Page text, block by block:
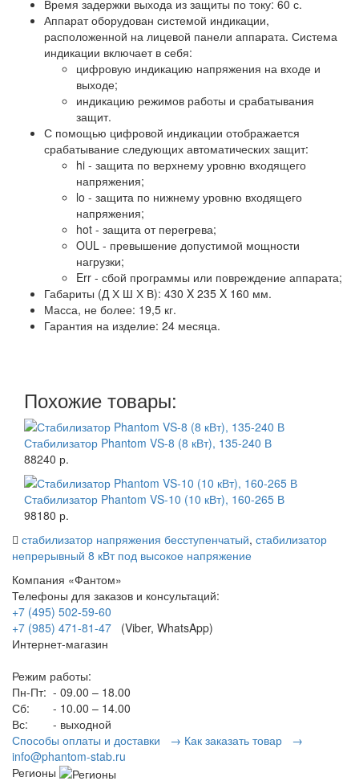
Время задержки выхода из защиты по току: 60 с.
Аппарат оборудован системой индикации,
расположенной на лицевой панели аппарата. Система
индикации включает в себя:
цифровую индикацию напряжения на входе и
выходе;
индикацию режимов работы и срабатывания
защит.
С помощью цифровой индикации отображается
срабатывание следующих автоматических защит:
hi - защита по верхнему уровню входящего
напряжения;
lo - защита по нижнему уровню входящего
напряжения;
hot - защита от перегрева;
OUL - превышение допустимой мощности
нагрузки;
Err - сбой программы или повреждение аппарата;
Габариты (Д Х Ш Х В): 430 X 235 X 160 мм.
Масса, не более: 19,5 кг.
Гарантия на изделие: 24 месяца.
Похожие товары:
Стабилизатор Phantom VS-8 (8 кВт), 135-240 В
88240 р.
Стабилизатор Phantom VS-10 (10 кВт), 160-265 В
98180 р.
стабилизатор напряжения бесступенчатый, стабилизатор
непрерывный 8 кВт под высокое напряжение
Компания «Фантом»
Телефоны для заказов и консультаций:
+7 (495) 502-59-60
+7 (985) 471-81-47 (Viber, WhatsApp)
Интернет-магазин
Режим работы:
Пн-Пт: - 09.00 – 18.00
Сб:
- 10.00 – 14.00
Вс:
- выходной
Способы оплаты и доставки → Как заказать товар →
info@phantom-stab.ru
Регионы